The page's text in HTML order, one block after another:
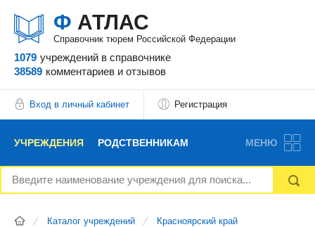
Ф АТЛАС
Справочник тюрем Российской Федерации
1079 учреждений в справочнике
38589 комментариев и отзывов
Вход в личный кабинет Регистрация
УЧРЕЖДЕНИЯ РОДСТВЕННИКАМ
НОВОСТИ БЛОГ АДВОКАТЫ
МЕНЮ
Каталог учреждений Красноярский край